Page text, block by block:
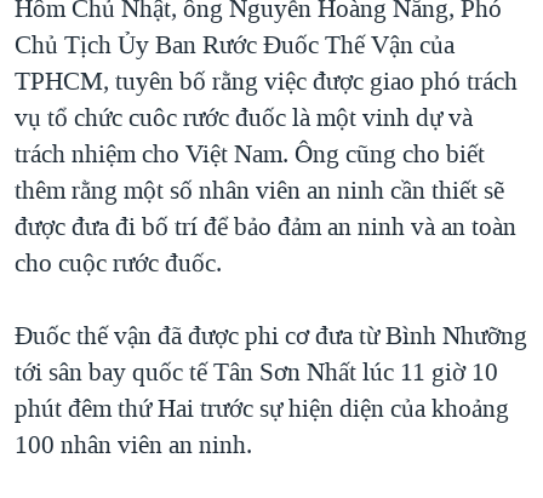
CHI PHÍ CHIẾN TRANH AFGHANISTAN
CÁC GIÁ TRỊ CỘNG HÒA Ở VIỆT NAM
THƯỢNG ĐỈNH TRUMP-KIM TẠI VIỆT NAM
TRỊNH VĨNH BÌNH VS. CHÍNH PHỦ VIỆT NAM
NGƯ DÂN VIỆT VÀ LÀN SÓNG TRỘM HẢI SÂM
BÊN KIA QUỐC LỘ: TIẾNG VỌNG TỪ NÔNG THÔN MỸ
QUAN HỆ VIỆT MỸ
Hôm Chủ Nhật, ông Nguyễn Hoàng Năng, Phó
Chủ Tịch Ủy Ban Rước Đuốc Thế Vận của
TPHCM, tuyên bố rằng việc được giao phó trách
vụ tổ chức cuôc rước đuốc là một vinh dự và
trách nhiệm cho Việt Nam. Ông cũng cho biết
thêm rằng một số nhân viên an ninh cần thiết sẽ
được đưa đi bố trí để bảo đảm an ninh và an toàn
cho cuộc rước đuốc.
Đuốc thế vận đã được phi cơ đưa từ Bình Nhưỡng
tới sân bay quốc tế Tân Sơn Nhất lúc 11 giờ 10
phút đêm thứ Hai trước sự hiện diện của khoảng
100 nhân viên an ninh.